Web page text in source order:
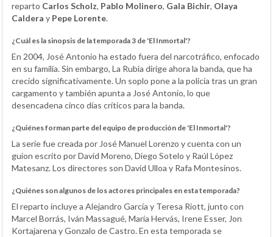
reparto Carlos Scholz, Pablo Molinero, Gala Bichir, Olaya
Caldera y Pepe Lorente.
¿Cuál es la sinopsis de la temporada 3 de 'El Inmortal'?
En 2004, José Antonio ha estado fuera del narcotráfico, enfocado
en su familia. Sin embargo, La Rubia dirige ahora la banda, que ha
crecido significativamente. Un soplo pone a la policía tras un gran
cargamento y también apunta a José Antonio, lo que
desencadena cinco días críticos para la banda.
¿Quiénes forman parte del equipo de producción de 'El Inmortal'?
La serie fue creada por José Manuel Lorenzo y cuenta con un
guion escrito por David Moreno, Diego Sotelo y Raúl López
Matesanz. Los directores son David Ulloa y Rafa Montesinos.
¿Quiénes son algunos de los actores principales en esta temporada?
El reparto incluye a Alejandro García y Teresa Riott, junto con
Marcel Borrás, Iván Massagué, María Hervás, Irene Esser, Jon
Kortajarena y Gonzalo de Castro. En esta temporada se